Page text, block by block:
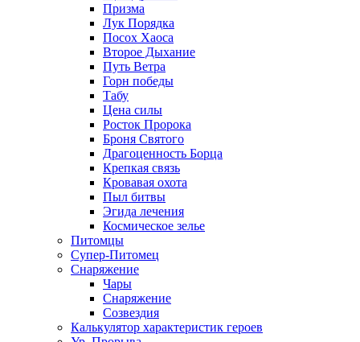
Призма
Лук Порядка
Посох Хаоса
Второе Дыхание
Путь Ветра
Горн победы
Табу
Цена силы
Росток Пророка
Броня Святого
Драгоценность Борца
Крепкая связь
Кровавая охота
Пыл битвы
Эгида лечения
Космическое зелье
Питомцы
Супер-Питомец
Снаряжение
Чары
Снаряжение
Созвездия
Калькулятор характеристик героев